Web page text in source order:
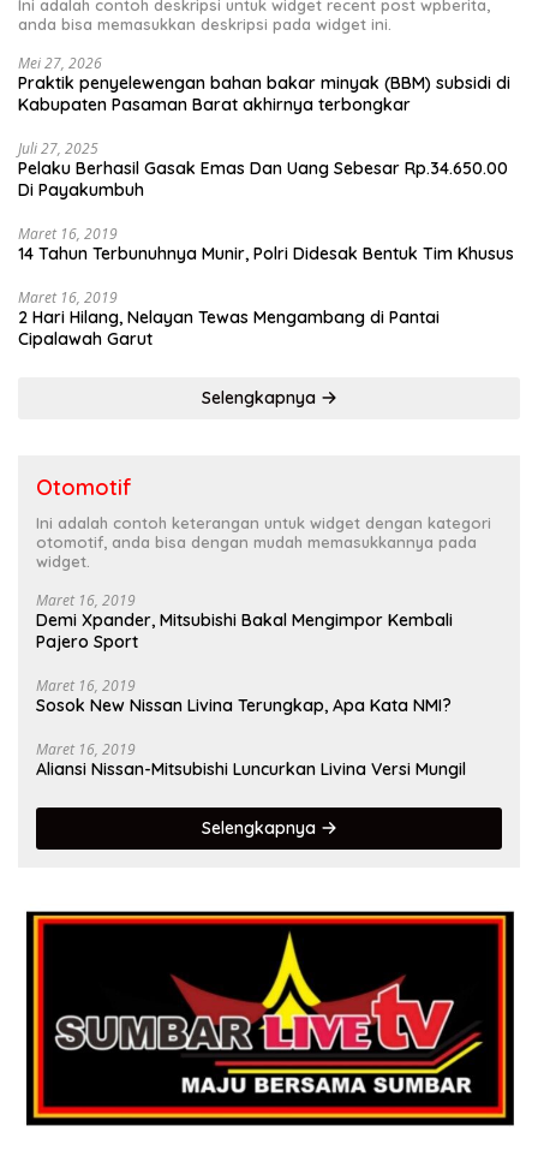
Ini adalah contoh deskripsi untuk widget recent post wpberita,
anda bisa memasukkan deskripsi pada widget ini.
Mei 27, 2026
Praktik penyelewengan bahan bakar minyak (BBM) subsidi di
Kabupaten Pasaman Barat akhirnya terbongkar
Juli 27, 2025
Pelaku Berhasil Gasak Emas Dan Uang Sebesar Rp.34.650.00
Di Payakumbuh
Maret 16, 2019
14 Tahun Terbunuhnya Munir, Polri Didesak Bentuk Tim Khusus
Maret 16, 2019
2 Hari Hilang, Nelayan Tewas Mengambang di Pantai
Cipalawah Garut
Selengkapnya
Otomotif
Ini adalah contoh keterangan untuk widget dengan kategori
otomotif, anda bisa dengan mudah memasukkannya pada
widget.
Maret 16, 2019
Demi Xpander, Mitsubishi Bakal Mengimpor Kembali
Pajero Sport
Maret 16, 2019
Sosok New Nissan Livina Terungkap, Apa Kata NMI?
Maret 16, 2019
Aliansi Nissan-Mitsubishi Luncurkan Livina Versi Mungil
Selengkapnya